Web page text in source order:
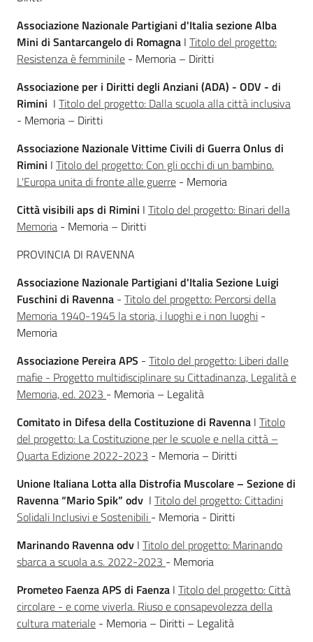
Associazione Nazionale Partigiani d'Italia sezione Alba
Mini di Santarcangelo di Romagna I Titolo del progetto:
Resistenza è femminile - Memoria – Diritti
Associazione per i Diritti degli Anziani (ADA) - ODV - di
Rimini I Titolo del progetto: Dalla scuola alla città inclusiva
- Memoria – Diritti
Associazione Nazionale Vittime Civili di Guerra Onlus di
Rimini I Titolo del progetto: Con gli occhi di un bambino.
L'Europa unita di fronte alle guerre - Memoria
Città visibili aps di Rimini I Titolo del progetto: Binari della
Memoria - Memoria – Diritti
PROVINCIA DI RAVENNA
Associazione Nazionale Partigiani d'Italia Sezione Luigi
Fuschini di Ravenna - Titolo del progetto: Percorsi della
Memoria 1940-1945 la storia, i luoghi e i non luoghi -
Memoria
Associazione Pereira APS - Titolo del progetto: Liberi dalle
mafie - Progetto multidisciplinare su Cittadinanza, Legalità e
Memoria, ed. 2023 - Memoria – Legalità
Comitato in Difesa della Costituzione di Ravenna I Titolo
del progetto: La Costituzione per le scuole e nella città –
Quarta Edizione 2022-2023 - Memoria – Diritti
Unione Italiana Lotta alla Distrofia Muscolare – Sezione di
Ravenna “Mario Spik” odv I Titolo del progetto: Cittadini
Solidali Inclusivi e Sostenibili - Memoria - Diritti
Marinando Ravenna odv I Titolo del progetto: Marinando
sbarca a scuola a.s. 2022-2023 - Memoria
Prometeo Faenza APS di Faenza I Titolo del progetto: Città
circolare - e come viverla. Riuso e consapevolezza della
cultura materiale - Memoria – Diritti – Legalità